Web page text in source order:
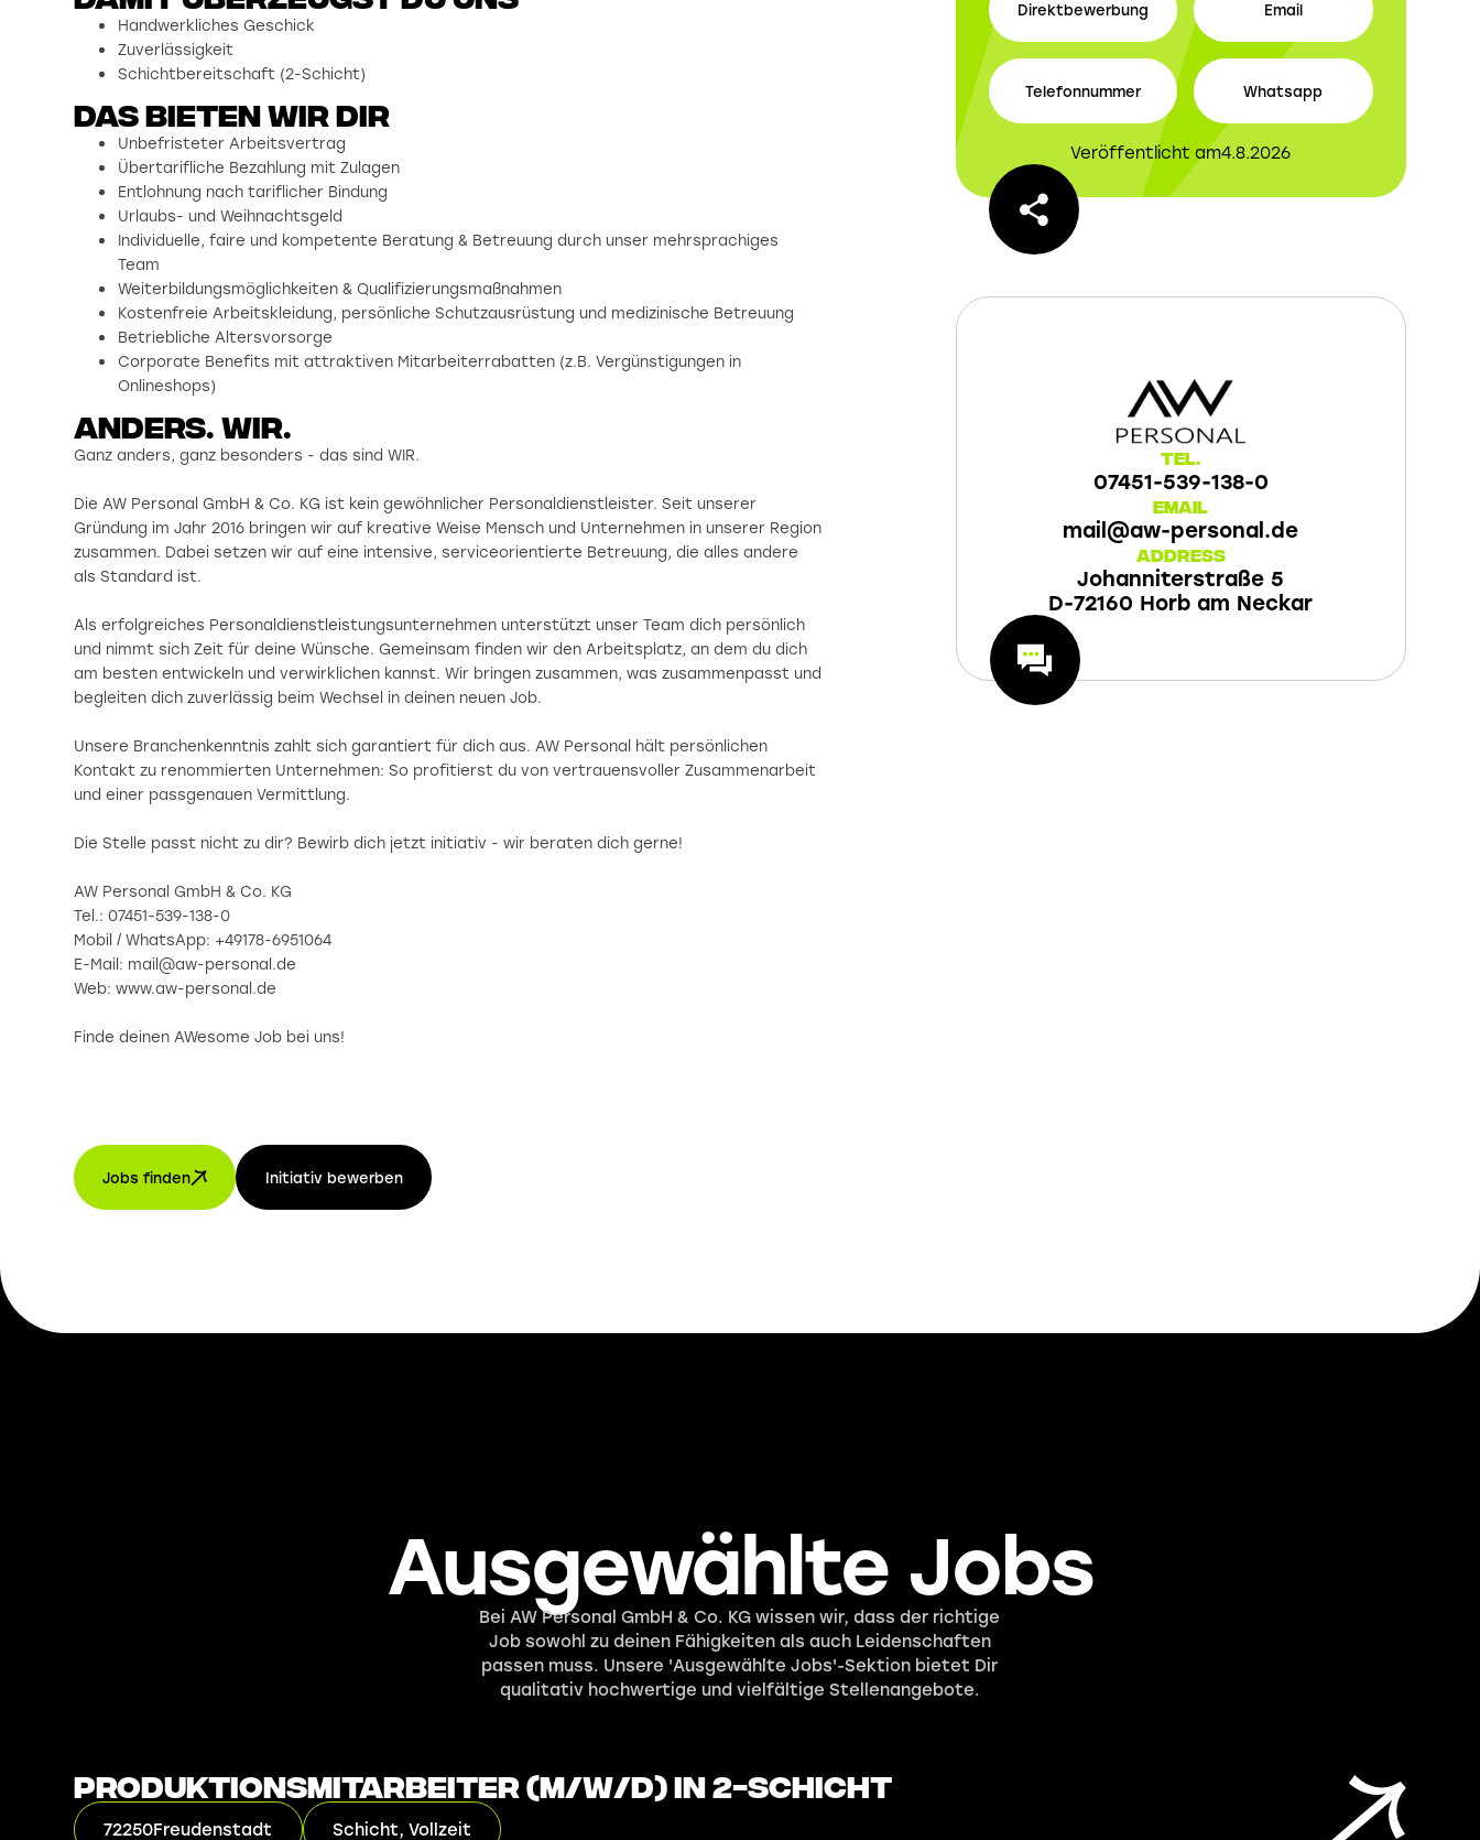
Handwerkliches Geschick
Zuverlässigkeit
Schichtbereitschaft (2-Schicht)
Das bieten wir dir
Unbefristeter Arbeitsvertrag
Übertarifliche Bezahlung mit Zulagen
Entlohnung nach tariflicher Bindung
Urlaubs- und Weihnachtsgeld
Individuelle, faire und kompetente Beratung & Betreuung durch unser mehrsprachiges
Team
Weiterbildungsmöglichkeiten & Qualifizierungsmaßnahmen
Kostenfreie Arbeitskleidung, persönliche Schutzausrüstung und medizinische Betreuung
Betriebliche Altersvorsorge
Corporate Benefits mit attraktiven Mitarbeiterrabatten (z.B. Vergünstigungen in
Onlineshops)
Anders. wir.
Ganz anders, ganz besonders - das sind WIR.
Die AW Personal GmbH & Co. KG ist kein gewöhnlicher Personaldienstleister. Seit unserer
Gründung im Jahr 2016 bringen wir auf kreative Weise Mensch und Unternehmen in unserer Region
zusammen. Dabei setzen wir auf eine intensive, serviceorientierte Betreuung, die alles andere
als Standard ist.
Als erfolgreiches Personaldienstleistungsunternehmen unterstützt unser Team dich persönlich
und nimmt sich Zeit für deine Wünsche. Gemeinsam finden wir den Arbeitsplatz, an dem du dich
am besten entwickeln und verwirklichen kannst. Wir bringen zusammen, was zusammenpasst und
begleiten dich zuverlässig beim Wechsel in deinen neuen Job.
Unsere Branchenkenntnis zahlt sich garantiert für dich aus. AW Personal hält persönlichen
Kontakt zu renommierten Unternehmen: So profitierst du von vertrauensvoller Zusammenarbeit
und einer passgenauen Vermittlung.
Die Stelle passt nicht zu dir? Bewirb dich jetzt initiativ - wir beraten dich gerne!
AW Personal GmbH & Co. KG
Tel.: 07451-539-138-0
Mobil / WhatsApp: +49178-6951064
E-Mail: mail@aw-personal.de
Web: www.aw-personal.de
Finde deinen AWesome Job bei uns!
Jobs finden Initiativ bewerben
Direktbewerbung Email
Telefonnummer Whatsapp
Veröffentlicht am4.8.2026
Tel.
07451-539-138-0
Email
mail@aw-personal.de
Address
Johanniterstraße 5
D-72160 Horb am Neckar
Ausgewählte Jobs
Bei AW Personal GmbH & Co. KG wissen wir, dass der richtige
Job sowohl zu deinen Fähigkeiten als auch Leidenschaften
passen muss. Unsere 'Ausgewählte Jobs'-Sektion bietet Dir
qualitativ hochwertige und vielfältige Stellenangebote.
Produktionsmitarbeiter (m/w/d) in 2-Schicht
72250Freudenstadt Schicht, Vollzeit